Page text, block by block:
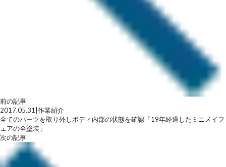
前の記事
2017.05.31 作業紹介
全てのパーツを取り外しボディ内部の状態を確認「19年経過したミニメイフ
ェアの全塗装」
次の記事